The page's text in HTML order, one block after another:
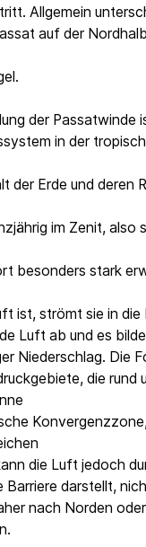
Allgemein
auf der
der Passatwinde
in der
der Erde und deren
im Zenit, also
besonders stark
ist, strömt sie in
Luft ab und es
Niederschlag. Die
die rund
die Luft jedoch
Barriere darstellt,
nach Norden